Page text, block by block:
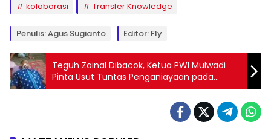
kolaborasi
Transfer Knowledge
Penulis: Agus Sugianto Editor: Fly
Teguh Zainal Dibacok, Ketua PWI Mulwadi
Pinta Usut Tuntas Penganiayaan pada
Wartawan